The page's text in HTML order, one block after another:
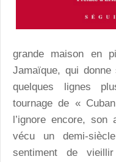
grande maison en
Jamaïque, qui
quelques lignes
tournage de «
l’ignore encore,
vécu un demi-
sentiment de